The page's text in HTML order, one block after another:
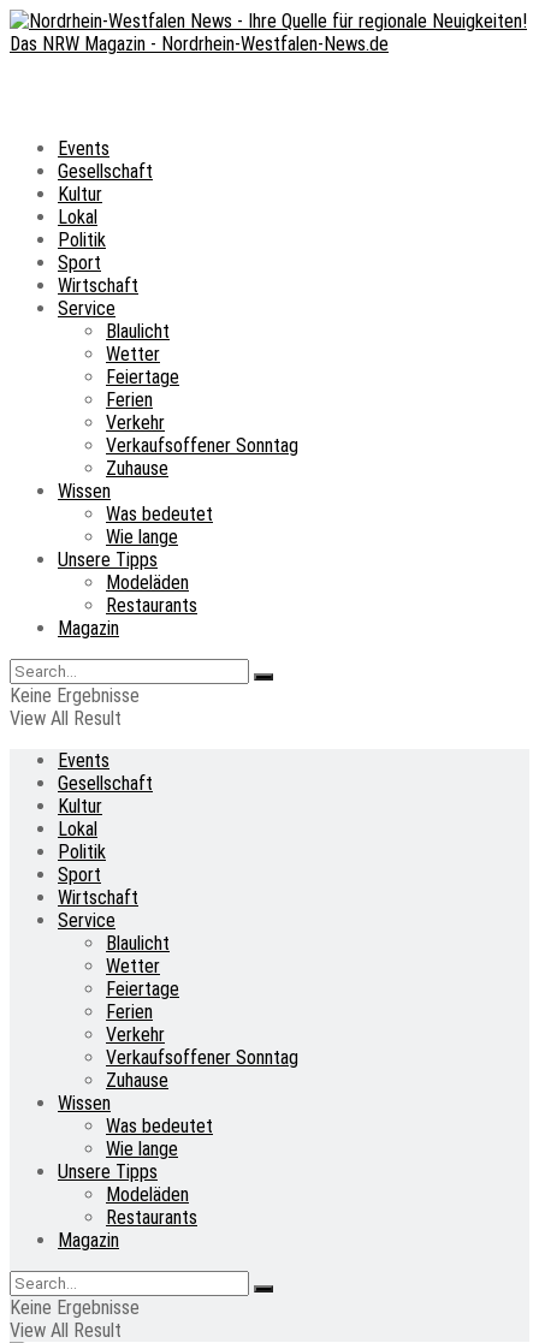
Events
Gesellschaft
Kultur
Lokal
Politik
Sport
Wirtschaft
Service
Blaulicht
Wetter
Feiertage
Ferien
Verkehr
Verkaufsoffener Sonntag
Zuhause
Wissen
Was bedeutet
Wie lange
Unsere Tipps
Modeläden
Restaurants
Magazin
Keine Ergebnisse
View All Result
Events
Gesellschaft
Kultur
Lokal
Politik
Sport
Wirtschaft
Service
Blaulicht
Wetter
Feiertage
Ferien
Verkehr
Verkaufsoffener Sonntag
Zuhause
Wissen
Was bedeutet
Wie lange
Unsere Tipps
Modeläden
Restaurants
Magazin
Keine Ergebnisse
View All Result